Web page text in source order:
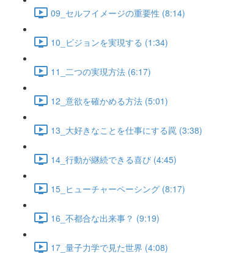
09_セルフイメージの重要性 (8:14)
10_ビジョンを実現する (1:34)
11_二つの実現方法 (6:17)
12_意欲を確かめる方法 (5:01)
13_大好きなことを仕事にする罠 (3:38)
14_行動が継続できる喜び (4:45)
15_ヒューチャーペーシング (8:17)
16_不都合な出来事？ (9:19)
17_量子力学で見た世界 (4:08)